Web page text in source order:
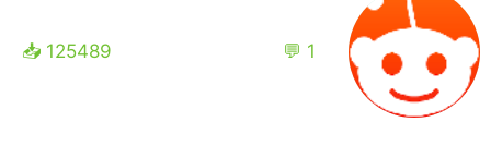
📥 125489 💬 1